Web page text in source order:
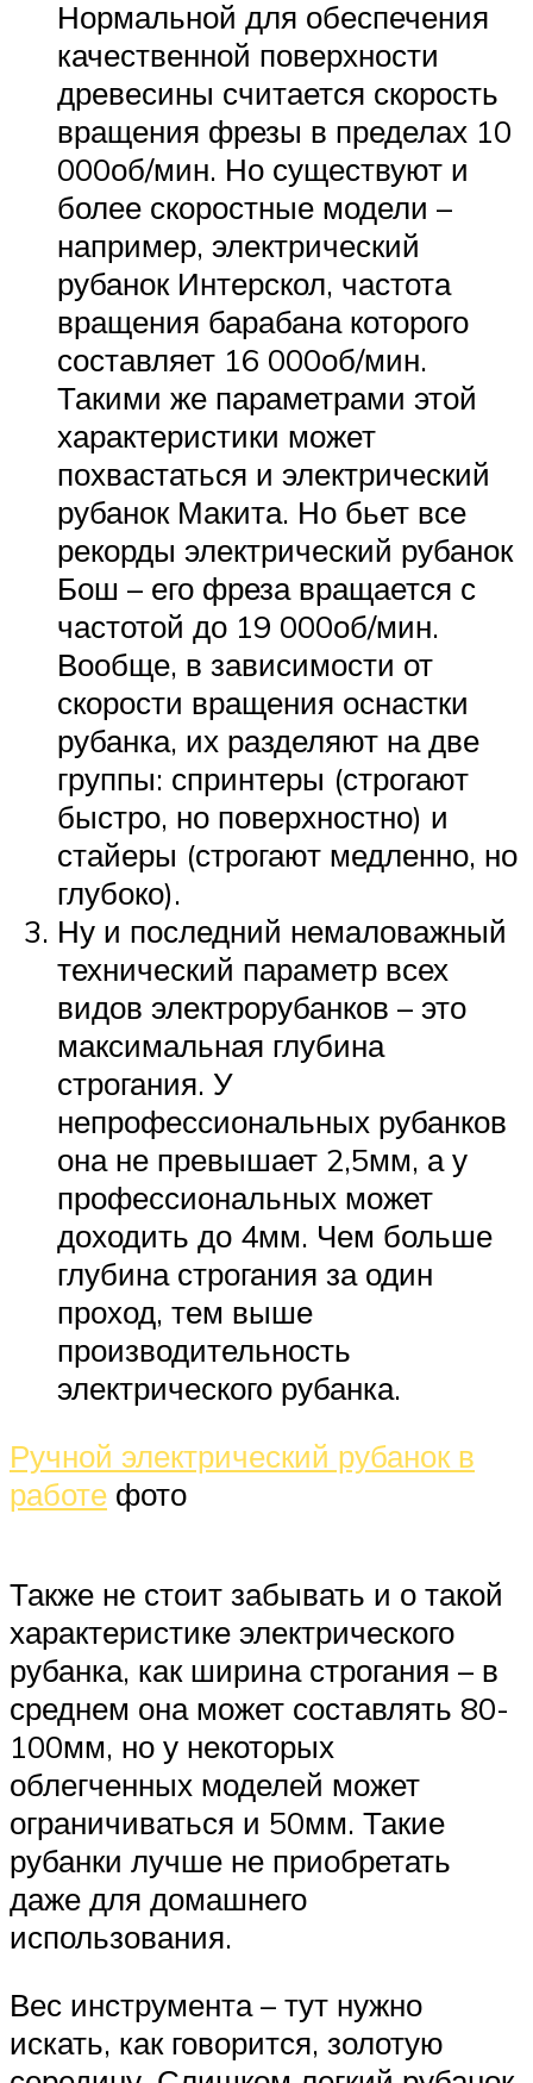
Нормальной для обеспечения
качественной поверхности
древесины считается скорость
вращения фрезы в пределах 10
000об/мин. Но существуют и
более скоростные модели –
например, электрический
рубанок Интерскол, частота
вращения барабана которого
составляет 16 000об/мин.
Такими же параметрами этой
характеристики может
похвастаться и электрический
рубанок Макита. Но бьет все
рекорды электрический рубанок
Бош – его фреза вращается с
частотой до 19 000об/мин.
Вообще, в зависимости от
скорости вращения оснастки
рубанка, их разделяют на две
группы: спринтеры (строгают
быстро, но поверхностно) и
стайеры (строгают медленно, но
глубоко).
Ну и последний немаловажный
технический параметр всех
видов электрорубанков – это
максимальная глубина
строгания. У
непрофессиональных рубанков
она не превышает 2,5мм, а у
профессиональных может
доходить до 4мм. Чем больше
глубина строгания за один
проход, тем выше
производительность
электрического рубанка.
Ручной электрический рубанок в
работе фото
Также не стоит забывать и о такой
характеристике электрического
рубанка, как ширина строгания – в
среднем она может составлять 80-
100мм, но у некоторых
облегченных моделей может
ограничиваться и 50мм. Такие
рубанки лучше не приобретать
даже для домашнего
использования.
Вес инструмента – тут нужно
искать, как говорится, золотую